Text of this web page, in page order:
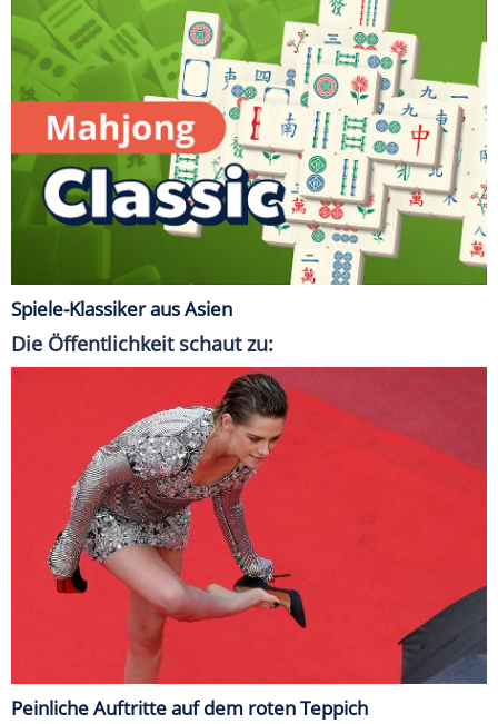
Spiele-Klassiker aus Asien
Die Öffentlichkeit schaut zu:
Peinliche Auftritte auf dem roten Teppich